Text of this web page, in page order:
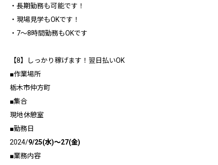
・長期勤務も可能です！
・現場見学もOKです！
・7～8時間勤務もOKです
【8】しっかり稼げます！翌日払いOK
■作業場所
栃木市仲方町
■集合
現地休憩室
■勤務日
2024/9/25(水)～27(金)
■業務内容